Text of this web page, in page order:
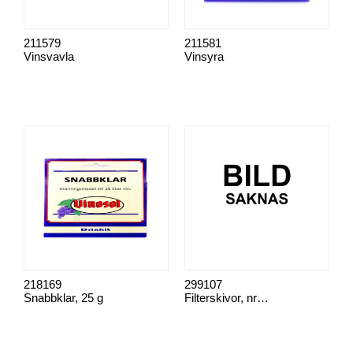
Vinsvavla
211579
Vinsyra
211581
Snabbklar, 25 g
218169
Filterskivor, nr 500
299107